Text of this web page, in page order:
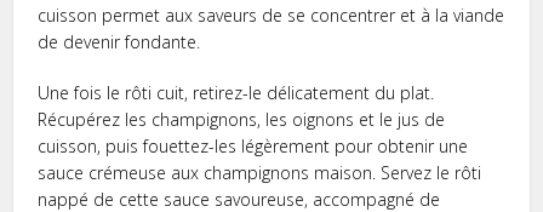
cuisson permet aux saveurs de se concentrer et à la viande
de devenir fondante.
Une fois le rôti cuit, retirez-le délicatement du plat.
Récupérez les champignons, les oignons et le jus de
cuisson, puis fouettez-les légèrement pour obtenir une
sauce crémeuse aux champignons maison. Servez le rôti
nappé de cette sauce savoureuse, accompagné de